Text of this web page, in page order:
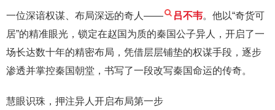
一位深谙权谋、布局深远的奇人—— 吕不韦。他以“奇货可
居”的精准眼光，锁定在赵国为质的秦国公子异人，开启了一
场长达数十年的精密布局，凭借层层铺垫的权谋手段，逐步
渗透并掌控秦国朝堂，书写了一段改写秦国命运的传奇。
慧眼识珠，押注异人开启布局第一步